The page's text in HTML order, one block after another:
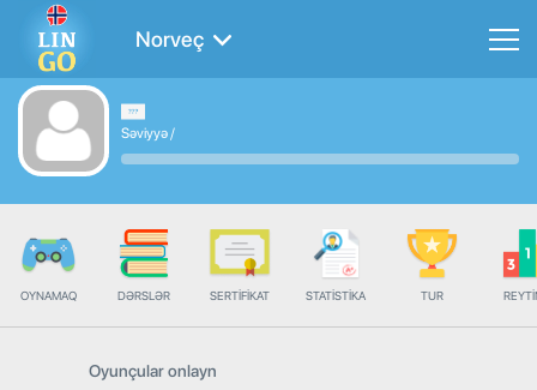
Norveç
Səviyyə/
OYNAMAQ DƏRSLƏR SERTIFIKAT STATISTIKA TUR
Oyunçular onlayn